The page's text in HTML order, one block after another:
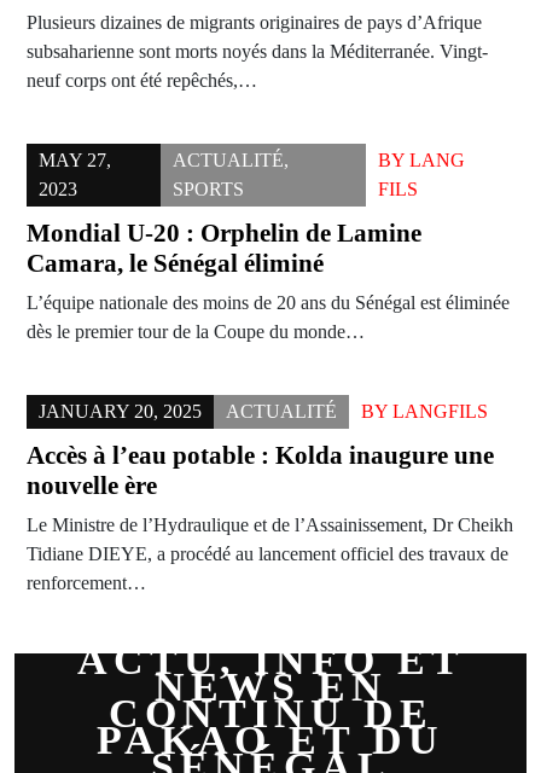
Plusieurs dizaines de migrants originaires de pays d’Afrique
subsaharienne sont morts noyés dans la Méditerranée. Vingt-
neuf corps ont été repêchés,…
MAY 27,
2023
ACTUALITÉ,
SPORTS
BY LANG
FILS
Mondial U-20 : Orphelin de Lamine
Camara, le Sénégal éliminé
L’équipe nationale des moins de 20 ans du Sénégal est éliminée
dès le premier tour de la Coupe du monde…
JANUARY 20, 2025 ACTUALITÉ BY LANGFILS
Accès à l’eau potable : Kolda inaugure une
nouvelle ère
Le Ministre de l’Hydraulique et de l’Assainissement, Dr Cheikh
Tidiane DIEYE, a procédé au lancement officiel des travaux de
renforcement…
ACTU, INFO ET
NEWS EN
CONTINU DE
PAKAO ET DU